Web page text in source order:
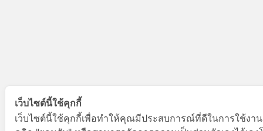
เว็บไซต์นี้ใช้คุกกี้
เว็บไซต์นี้ใช้คุกกี้เพื่อทำให้คุณมีประสบการณ์ที่ดีในการใช้งาน